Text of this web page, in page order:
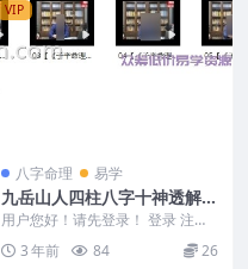
VIP
八字命理 易学
九岳山人四柱八字十神透解视
频6集
用户您好！请先登录！ 登录 注册
九岳山人四柱八字十神透解视频6
集 231021...
3 年前 84 26